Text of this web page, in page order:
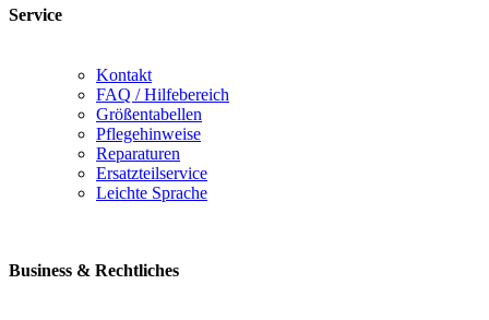
Service
Kontakt
FAQ / Hilfebereich
Größentabellen
Pflegehinweise
Reparaturen
Ersatzteilservice
Leichte Sprache
Business & Rechtliches